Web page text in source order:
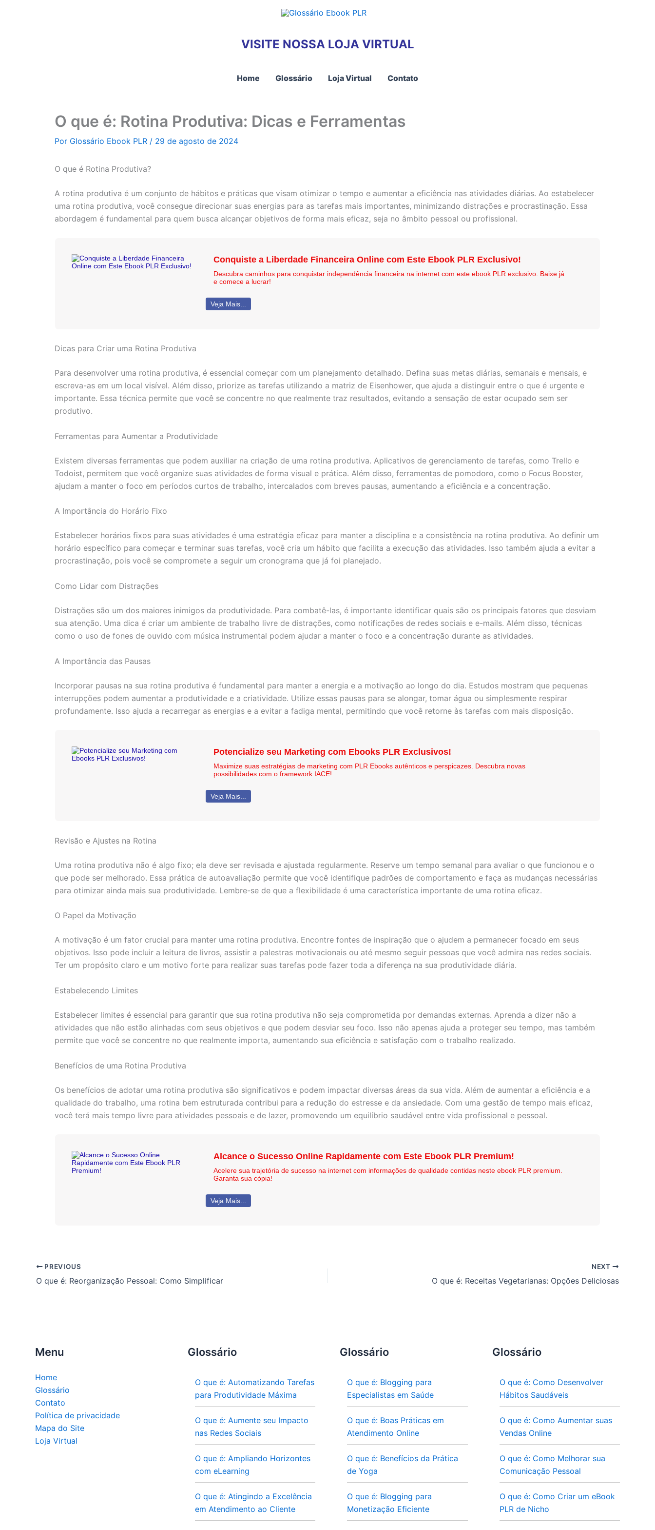
VISITE NOSSA LOJA VIRTUAL
Home Glossário Loja Virtual Contato
O que é: Rotina Produtiva: Dicas e Ferramentas
Por Glossário Ebook PLR / 29 de agosto de 2024
O que é Rotina Produtiva?
A rotina produtiva é um conjunto de hábitos e práticas que visam otimizar o tempo e aumentar a eficiência nas atividades diárias. Ao estabelecer
uma rotina produtiva, você consegue direcionar suas energias para as tarefas mais importantes, minimizando distrações e procrastinação. Essa
abordagem é fundamental para quem busca alcançar objetivos de forma mais eficaz, seja no âmbito pessoal ou profissional.
Conquiste a Liberdade Financeira Online com Este Ebook PLR Exclusivo!
Descubra caminhos para conquistar independência financeira na internet com este ebook PLR exclusivo. Baixe já
e comece a lucrar!
Veja Mais...
Dicas para Criar uma Rotina Produtiva
Para desenvolver uma rotina produtiva, é essencial começar com um planejamento detalhado. Defina suas metas diárias, semanais e mensais, e
escreva-as em um local visível. Além disso, priorize as tarefas utilizando a matriz de Eisenhower, que ajuda a distinguir entre o que é urgente e
importante. Essa técnica permite que você se concentre no que realmente traz resultados, evitando a sensação de estar ocupado sem ser
produtivo.
Ferramentas para Aumentar a Produtividade
Existem diversas ferramentas que podem auxiliar na criação de uma rotina produtiva. Aplicativos de gerenciamento de tarefas, como Trello e
Todoist, permitem que você organize suas atividades de forma visual e prática. Além disso, ferramentas de pomodoro, como o Focus Booster,
ajudam a manter o foco em períodos curtos de trabalho, intercalados com breves pausas, aumentando a eficiência e a concentração.
A Importância do Horário Fixo
Estabelecer horários fixos para suas atividades é uma estratégia eficaz para manter a disciplina e a consistência na rotina produtiva. Ao definir um
horário específico para começar e terminar suas tarefas, você cria um hábito que facilita a execução das atividades. Isso também ajuda a evitar a
procrastinação, pois você se compromete a seguir um cronograma que já foi planejado.
Como Lidar com Distrações
Distrações são um dos maiores inimigos da produtividade. Para combatê-las, é importante identificar quais são os principais fatores que desviam
sua atenção. Uma dica é criar um ambiente de trabalho livre de distrações, como notificações de redes sociais e e-mails. Além disso, técnicas
como o uso de fones de ouvido com música instrumental podem ajudar a manter o foco e a concentração durante as atividades.
A Importância das Pausas
Incorporar pausas na sua rotina produtiva é fundamental para manter a energia e a motivação ao longo do dia. Estudos mostram que pequenas
interrupções podem aumentar a produtividade e a criatividade. Utilize essas pausas para se alongar, tomar água ou simplesmente respirar
profundamente. Isso ajuda a recarregar as energias e a evitar a fadiga mental, permitindo que você retorne às tarefas com mais disposição.
Potencialize seu Marketing com Ebooks PLR Exclusivos!
Maximize suas estratégias de marketing com PLR Ebooks autênticos e perspicazes. Descubra novas
possibilidades com o framework IACE!
Veja Mais...
Revisão e Ajustes na Rotina
Uma rotina produtiva não é algo fixo; ela deve ser revisada e ajustada regularmente. Reserve um tempo semanal para avaliar o que funcionou e o
que pode ser melhorado. Essa prática de autoavaliação permite que você identifique padrões de comportamento e faça as mudanças necessárias
para otimizar ainda mais sua produtividade. Lembre-se de que a flexibilidade é uma característica importante de uma rotina eficaz.
O Papel da Motivação
A motivação é um fator crucial para manter uma rotina produtiva. Encontre fontes de inspiração que o ajudem a permanecer focado em seus
objetivos. Isso pode incluir a leitura de livros, assistir a palestras motivacionais ou até mesmo seguir pessoas que você admira nas redes sociais.
Ter um propósito claro e um motivo forte para realizar suas tarefas pode fazer toda a diferença na sua produtividade diária.
Estabelecendo Limites
Estabelecer limites é essencial para garantir que sua rotina produtiva não seja comprometida por demandas externas. Aprenda a dizer não a
atividades que não estão alinhadas com seus objetivos e que podem desviar seu foco. Isso não apenas ajuda a proteger seu tempo, mas também
permite que você se concentre no que realmente importa, aumentando sua eficiência e satisfação com o trabalho realizado.
Benefícios de uma Rotina Produtiva
Os benefícios de adotar uma rotina produtiva são significativos e podem impactar diversas áreas da sua vida. Além de aumentar a eficiência e a
qualidade do trabalho, uma rotina bem estruturada contribui para a redução do estresse e da ansiedade. Com uma gestão de tempo mais eficaz,
você terá mais tempo livre para atividades pessoais e de lazer, promovendo um equilíbrio saudável entre vida profissional e pessoal.
Alcance o Sucesso Online Rapidamente com Este Ebook PLR Premium!
Acelere sua trajetória de sucesso na internet com informações de qualidade contidas neste ebook PLR premium.
Garanta sua cópia!
Veja Mais...
PREVIOUS
O que é: Reorganização Pessoal: Como Simplificar
NEXT
O que é: Receitas Vegetarianas: Opções Deliciosas
Menu
Home
Glossário
Contato
Política de privacidade
Mapa do Site
Loja Virtual
Glossário
O que é: Automatizando Tarefas
para Produtividade Máxima
O que é: Aumente seu Impacto
nas Redes Sociais
O que é: Ampliando Horizontes
com eLearning
O que é: Atingindo a Excelência
em Atendimento ao Cliente
Glossário
O que é: Blogging para
Especialistas em Saúde
O que é: Boas Práticas em
Atendimento Online
O que é: Benefícios da Prática
de Yoga
O que é: Blogging para
Monetização Eficiente
Glossário
O que é: Como Desenvolver
Hábitos Saudáveis
O que é: Como Aumentar suas
Vendas Online
O que é: Como Melhorar sua
Comunicação Pessoal
O que é: Como Criar um eBook
PLR de Nicho